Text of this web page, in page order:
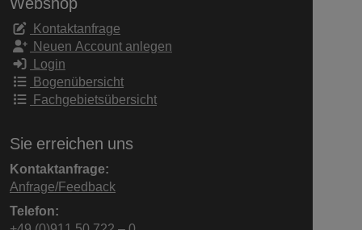
Kontaktanfrage
Neuen Account anlegen
Login
Bogenübersicht
Fachgebietsübersicht
Sie erreichen uns
Kontaktanfrage:
Anfrage/Feedback
Telefon: